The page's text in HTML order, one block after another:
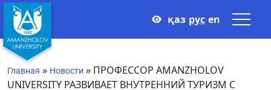
қаз рус en
Главная » Новости » ПРОФЕССОР AMANZHOLOV
UNIVERSITY РАЗВИВАЕТ ВНУТРЕННИЙ ТУРИЗМ С